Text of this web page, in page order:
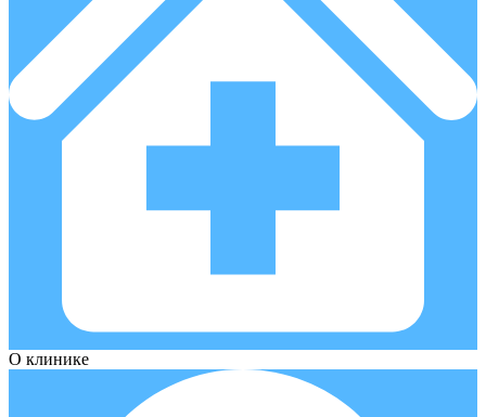
О клинике